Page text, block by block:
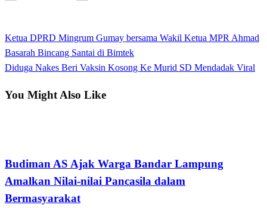
Navigasi
pos
Previous
Post
Ketua DPRD Mingrum Gumay bersama Wakil Ketua MPR Ahmad
Basarah Bincang Santai di Bimtek
Next
Diduga Nakes Beri Vaksin Kosong Ke Murid SD Mendadak Viral
You Might Also Like
Budiman AS Ajak Warga Bandar Lampung
Amalkan Nilai-nilai Pancasila dalam
Bermasyarakat